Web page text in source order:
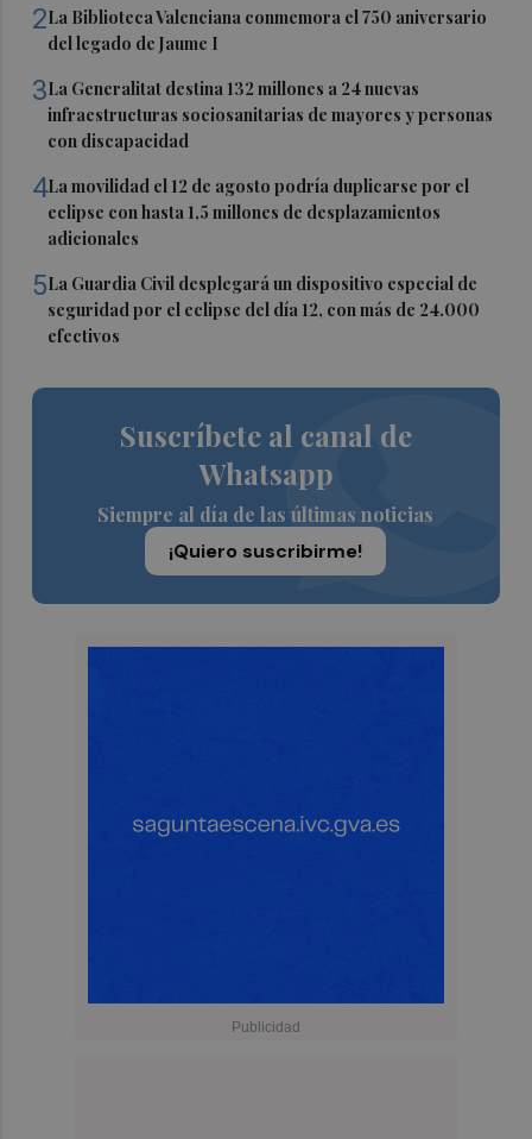
2La Biblioteca Valenciana conmemora el 750 aniversario
del legado de Jaume I
3La Generalitat destina 132 millones a 24 nuevas
infraestructuras sociosanitarias de mayores y personas
con discapacidad
4La movilidad el 12 de agosto podría duplicarse por el
eclipse con hasta 1,5 millones de desplazamientos
adicionales
5La Guardia Civil desplegará un dispositivo especial de
seguridad por el eclipse del día 12, con más de 24.000
efectivos
Suscríbete al canal de
Whatsapp
Siempre al día de las últimas noticias
¡Quiero suscribirme!